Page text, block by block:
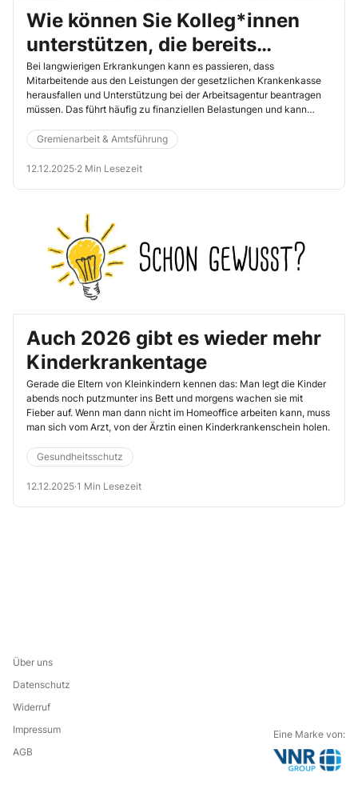
Wie können Sie Kolleg*innen
unterstützen, die bereits
„ausgesteuert“ sind?
Bei langwierigen Erkrankungen kann es passieren, dass
Mitarbeitende aus den Leistungen der gesetzlichen Krankenkasse
herausfallen und Unterstützung bei der Arbeitsagentur beantragen
müssen. Das führt häufig zu finanziellen Belastungen und kann
Gremienarbeit & Amtsführung
12.12.2025·2 Min Lesezeit
Auch 2026 gibt es wieder mehr
Kinderkrankentage
Gerade die Eltern von Kleinkindern kennen das: Man legt die Kinder
abends noch putzmunter ins Bett und morgens wachen sie mit
Fieber auf. Wenn man dann nicht im Homeoffice arbeiten kann, muss
man sich vom Arzt, von der Ärztin einen Kinderkrankenschein holen.
Gesundheitsschutz
12.12.2025·1 Min Lesezeit
Über uns
Datenschutz
Widerruf
Impressum
AGB
Eine Marke von: